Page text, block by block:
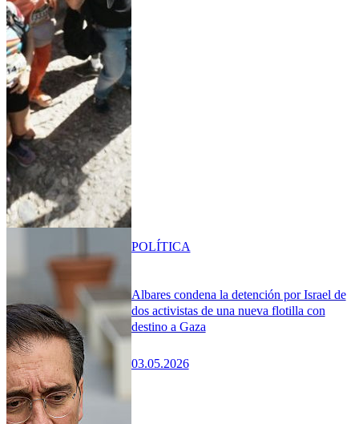
Albares condena la detención por Israel de
dos activistas de una nueva flotilla con
destino a Gaza
03.05.2026
POLÍTICA